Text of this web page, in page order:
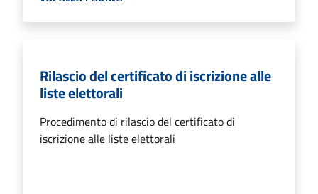
Rilascio del certificato di iscrizione alle
liste elettorali
Procedimento di rilascio del certificato di
iscrizione alle liste elettorali